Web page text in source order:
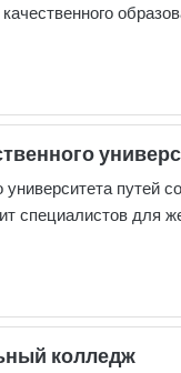
специалистов
колледж